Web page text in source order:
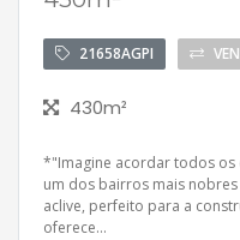
21658AGPI
430m²
*"Imagine acordar todos os
um dos bairros mais
aclive, perfeito para a
oferece...